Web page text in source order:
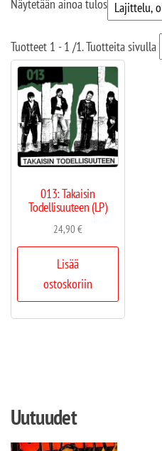
Näytetään ainoa tulos
Tuotteet 1 - 1 /1. Tuotteita sivulla
013: Takaisin
Todellisuuteen (LP)
24,90€
Lisää
ostoskoriin
Uutuudet